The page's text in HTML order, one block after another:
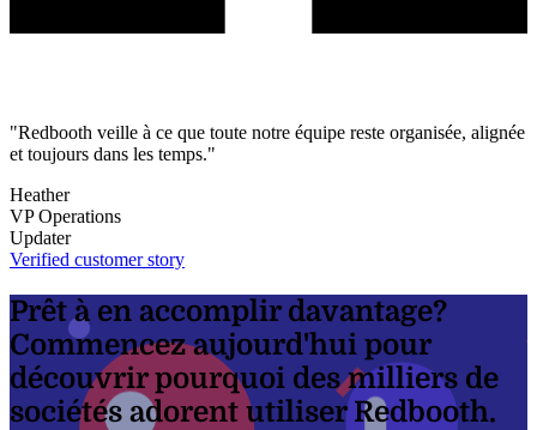
"Redbooth veille à ce que toute notre équipe reste organisée, alignée
et toujours dans les temps."
Heather
VP Operations
Updater
Verified customer story
Prêt à en accomplir davantage?
Commencez aujourd'hui pour
découvrir pourquoi des milliers de
sociétés adorent utiliser Redbooth.